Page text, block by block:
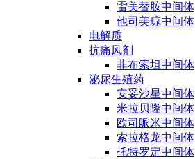
雷美替胺中间体
他司美琼中间体
电解质
抗痛风剂
非布索坦中间体
泌尿生殖药
安妥沙星中间体
米拉贝隆中间体
欧司哌米中间体
索拉格龙中间体
托特罗定中间体